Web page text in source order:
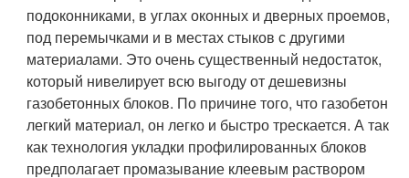
подоконниками, в углах оконных и дверных проемов,
под перемычками и в местах стыков с другими
материалами. Это очень существенный недостаток,
который нивелирует всю выгоду от дешевизны
газобетонных блоков. По причине того, что газобетон
легкий материал, он легко и быстро трескается. А так
как технология укладки профилированных блоков
предполагает промазывание клеевым раствором